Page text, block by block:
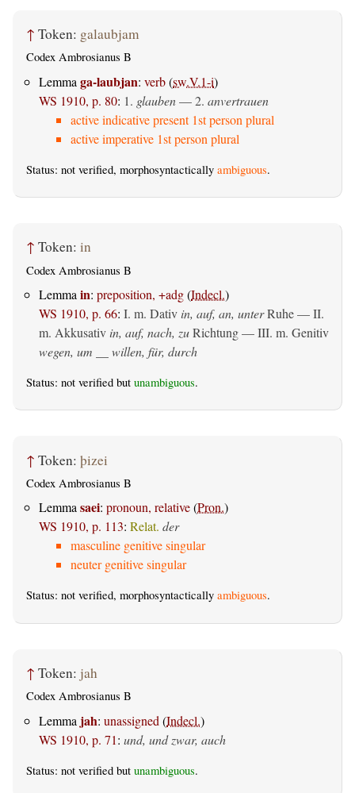
↑ Token: galaubjam
Codex Ambrosianus B
Lemma ga-laubjan: verb(sw.V.1-i)
WS 1910, p. 80: 1. glauben— 2. anvertrauen
active indicative present 1st person plural
active imperative 1st person plural
Status: not verified, morphosyntactically ambiguous.
↑ Token: in
Codex Ambrosianus B
Lemma in: preposition, +adg(Indecl.)
WS 1910, p. 66: I. m. Dativ in, auf, an, unterRuhe — II.
m. Akkusativ in, auf, nach, zuRichtung — III. m. Genitiv
wegen, um __ willen, für, durch
Status: not verified but unambiguous.
↑ Token: þizei
Codex Ambrosianus B
Lemmasaei: pronoun, relative(Pron.)
WS 1910, p. 113: Relat. der
masculine genitive singular
neuter genitive singular
Status: not verified, morphosyntactically ambiguous.
↑ Token: jah
Codex Ambrosianus B
Lemma jah: unassigned (Indecl.)
WS 1910, p. 71: und, und zwar, auch
Status: not verified but unambiguous.